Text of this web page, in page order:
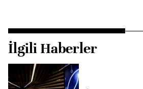
İlgili Haberler